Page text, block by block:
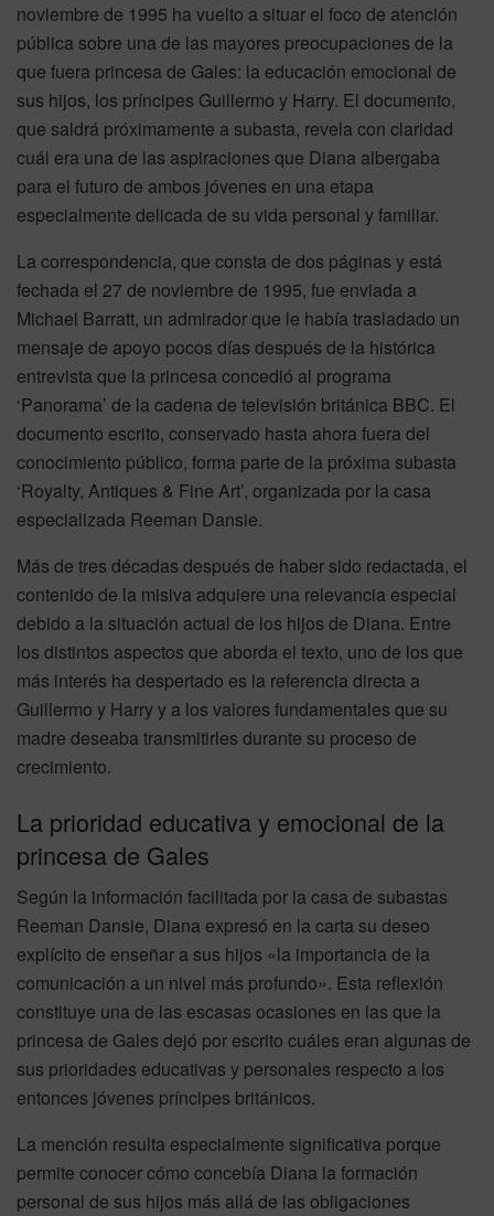
noviembre de 1995 ha vuelto a situar el foco de atención
pública sobre una de las mayores preocupaciones de la
que fuera princesa de Gales: la educación emocional de
sus hijos, los príncipes Guillermo y Harry. El documento,
que saldrá próximamente a subasta, revela con claridad
cuál era una de las aspiraciones que Diana albergaba
para el futuro de ambos jóvenes en una etapa
especialmente delicada de su vida personal y familiar.
La correspondencia, que consta de dos páginas y está
fechada el 27 de noviembre de 1995, fue enviada a
Michael Barratt, un admirador que le había trasladado un
mensaje de apoyo pocos días después de la histórica
entrevista que la princesa concedió al programa
‘Panorama’ de la cadena de televisión británica BBC. El
documento escrito, conservado hasta ahora fuera del
conocimiento público, forma parte de la próxima subasta
‘Royalty, Antiques & Fine Art’, organizada por la casa
especializada Reeman Dansie.
Más de tres décadas después de haber sido redactada, el
contenido de la misiva adquiere una relevancia especial
debido a la situación actual de los hijos de Diana. Entre
los distintos aspectos que aborda el texto, uno de los que
más interés ha despertado es la referencia directa a
Guillermo y Harry y a los valores fundamentales que su
madre deseaba transmitirles durante su proceso de
crecimiento.
La prioridad educativa y emocional de la
princesa de Gales
Según la información facilitada por la casa de subastas
Reeman Dansie, Diana expresó en la carta su deseo
explícito de enseñar a sus hijos «la importancia de la
comunicación a un nivel más profundo». Esta reflexión
constituye una de las escasas ocasiones en las que la
princesa de Gales dejó por escrito cuáles eran algunas de
sus prioridades educativas y personales respecto a los
entonces jóvenes príncipes británicos.
La mención resulta especialmente significativa porque
permite conocer cómo concebía Diana la formación
personal de sus hijos más allá de las obligaciones